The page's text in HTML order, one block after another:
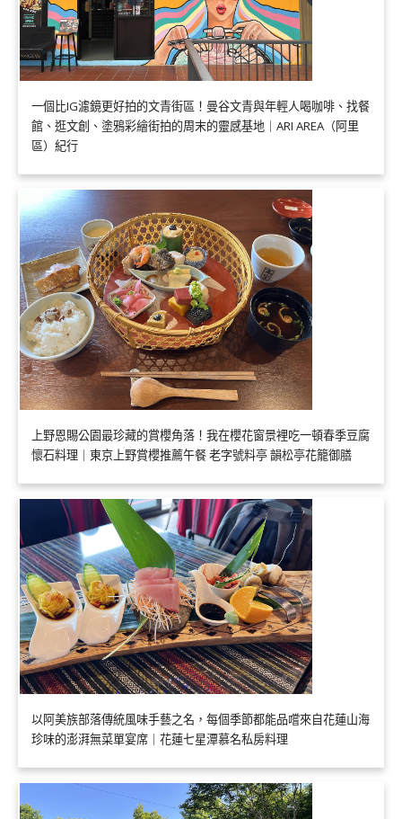
一個比IG濾鏡更好拍的文青街區！曼谷文青與年輕人喝咖啡、找餐
館、逛文創、塗鴉彩繪街拍的周末的靈感基地｜ARI AREA（阿里
區）紀行
上野恩賜公園最珍藏的賞櫻角落！我在櫻花窗景裡吃一頓春季豆腐
懷石料理｜東京上野賞櫻推薦午餐 老字號料亭 韻松亭花籠御膳
以阿美族部落傳統風味手藝之名，每個季節都能品嚐來自花蓮山海
珍味的澎湃無菜單宴席｜花蓮七星潭慕名私房料理